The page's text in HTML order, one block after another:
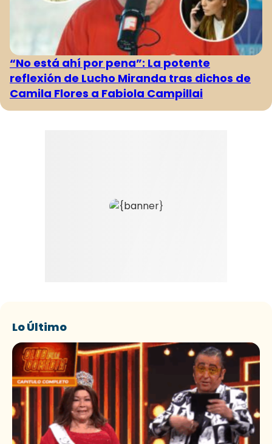
“No está ahí por pena”: La potente
reflexión de Lucho Miranda tras dichos de
Camila Flores a Fabiola Campillai
Lo Último